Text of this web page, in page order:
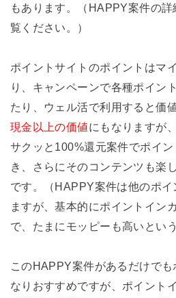
もあります。（HAPPY案件の詳
覧ください。）
ポイントサイトのポイントはマ
り、キャンペーンで各種ポイン
たり、ウェル活で利用すると価
現金以上の価値にもなりますが
サクッと100%還元案件でポイ
き、さらにそのコンテンツも楽
です。（HAPPY案件は他のポ
ますが、基本的にポイントイン
で、たまにモッピーも高いとい
このHAPPY案件があるだけで
なりおすすめですが、ポイント